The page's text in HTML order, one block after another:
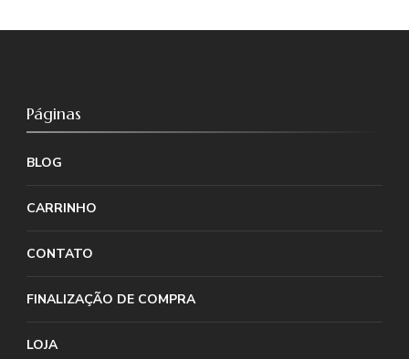
Páginas
BLOG
CARRINHO
CONTATO
FINALIZAÇÃO DE COMPRA
LOJA